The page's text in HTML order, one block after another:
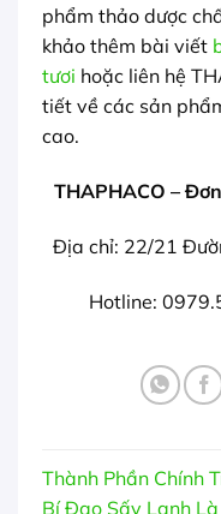
phẩm thảo dược
khảo thêm bài viết
tươi hoặc liên hệ
tiết về các sản
cao.
THAPHACO –
Địa chỉ: 22/21
Hotline:
Thành Phần Chính
Bí Đao Sấy Lạnh Là